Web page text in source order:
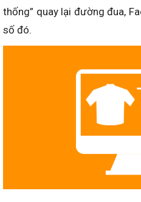
thống” quay lại đường đua,
số đó.